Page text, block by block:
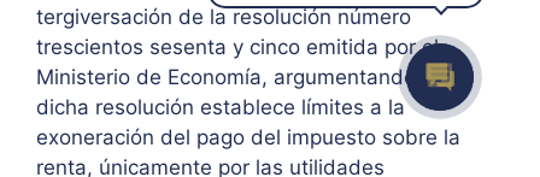
tergiversación de la resolución número
trescientos sesenta y cinco emitida por el
Ministerio de Economía, argumentando que
dicha resolución establece límites a la
exoneración del pago del impuesto sobre la
renta, únicamente por las utilidades